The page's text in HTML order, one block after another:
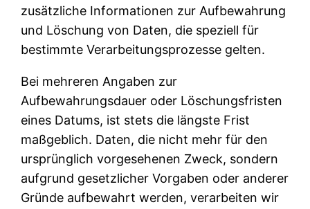
zusätzliche Informationen zur Aufbewahrung
und Löschung von Daten, die speziell für
bestimmte Verarbeitungsprozesse gelten.
Bei mehreren Angaben zur
Aufbewahrungsdauer oder Löschungsfristen
eines Datums, ist stets die längste Frist
maßgeblich. Daten, die nicht mehr für den
ursprünglich vorgesehenen Zweck, sondern
aufgrund gesetzlicher Vorgaben oder anderer
Gründe aufbewahrt werden, verarbeiten wir